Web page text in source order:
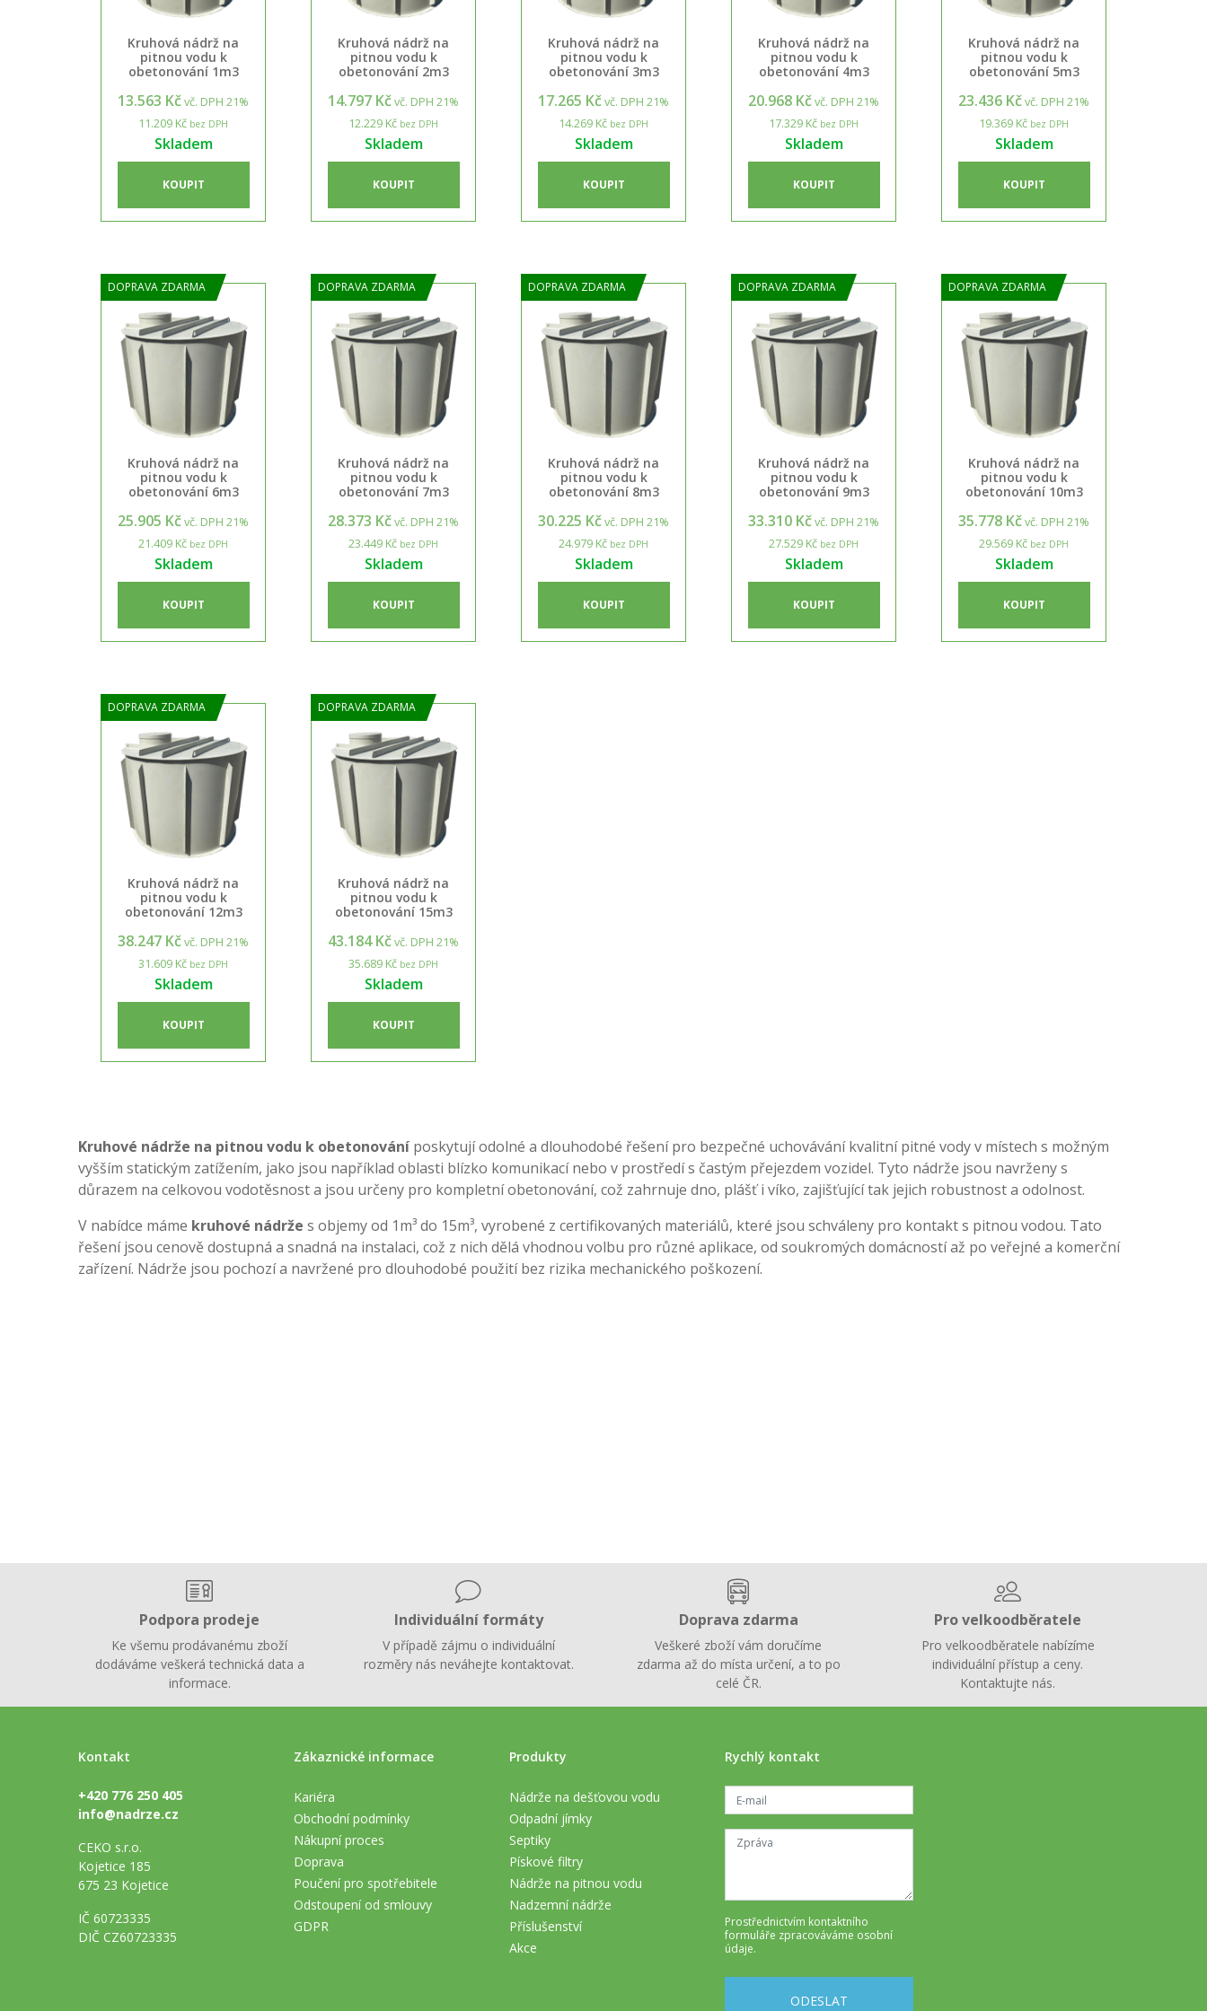
Kruhová nádrž na
pitnou vodu k
obetonování 1m3
13.563 Kčvč. DPH 21%
11.209 Kč bez DPH
Skladem
KOUPIT
Kruhová nádrž na
pitnou vodu k
obetonování 2m3
14.797 Kčvč. DPH 21%
12.229 Kč bez DPH
Skladem
KOUPIT
Kruhová nádrž na
pitnou vodu k
obetonování 3m3
17.265 Kčvč. DPH 21%
14.269 Kč bez DPH
Skladem
KOUPIT
Kruhová nádrž na
pitnou vodu k
obetonování 4m3
20.968 Kčvč. DPH 21%
17.329 Kč bez DPH
Skladem
KOUPIT
Kruhová nádrž na
pitnou vodu k
obetonování 5m3
23.436 Kčvč. DPH 21%
19.369 Kč bez DPH
Skladem
KOUPIT
DOPRAVA ZDARMA
Kruhová nádrž na
pitnou vodu k
obetonování 6m3
25.905 Kčvč. DPH 21%
21.409 Kč bez DPH
Skladem
KOUPIT
DOPRAVA ZDARMA
Kruhová nádrž na
pitnou vodu k
obetonování 7m3
28.373 Kčvč. DPH 21%
23.449 Kč bez DPH
Skladem
KOUPIT
DOPRAVA ZDARMA
Kruhová nádrž na
pitnou vodu k
obetonování 8m3
30.225 Kčvč. DPH 21%
24.979 Kč bez DPH
Skladem
KOUPIT
DOPRAVA ZDARMA
Kruhová nádrž na
pitnou vodu k
obetonování 9m3
33.310 Kčvč. DPH 21%
27.529 Kč bez DPH
Skladem
KOUPIT
DOPRAVA ZDARMA
Kruhová nádrž na
pitnou vodu k
obetonování 10m3
35.778 Kčvč. DPH 21%
29.569 Kč bez DPH
Skladem
KOUPIT
DOPRAVA ZDARMA
Kruhová nádrž na
pitnou vodu k
obetonování 12m3
38.247 Kčvč. DPH 21%
31.609 Kč bez DPH
Skladem
KOUPIT
DOPRAVA ZDARMA
Kruhová nádrž na
pitnou vodu k
obetonování 15m3
43.184 Kčvč. DPH 21%
35.689 Kč bez DPH
Skladem
KOUPIT
Kruhové nádrže na pitnou vodu k obetonování poskytují odolné a dlouhodobé řešení pro bezpečné uchovávání kvalitní pitné vody v místech s možným
vyšším statickým zatížením, jako jsou například oblasti blízko komunikací nebo v prostředí s častým přejezdem vozidel. Tyto nádrže jsou navrženy s
důrazem na celkovou vodotěsnost a jsou určeny pro kompletní obetonování, což zahrnuje dno, plášť i víko, zajišťující tak jejich robustnost a odolnost.
V nabídce máme kruhové nádrže s objemy od 1m³ do 15m³, vyrobené z certifikovaných materiálů, které jsou schváleny pro kontakt s pitnou vodou. Tato
řešení jsou cenově dostupná a snadná na instalaci, což z nich dělá vhodnou volbu pro různé aplikace, od soukromých domácností až po veřejné a komerční
zařízení. Nádrže jsou pochozí a navržené pro dlouhodobé použití bez rizika mechanického poškození.
Podpora prodeje
Ke všemu prodávanému zboží
dodáváme veškerá technická data a
informace.
Individuální formáty
V případě zájmu o individuální
rozměry nás neváhejte kontaktovat.
Doprava zdarma
Veškeré zboží vám doručíme
zdarma až do místa určení, a to po
celé ČR.
Pro velkoodběratele
Pro velkoodběratele nabízíme
individuální přístup a ceny.
Kontaktujte nás.
Kontakt
+420 776 250 405
info@nadrze.cz
CEKO s.r.o.
Kojetice 185
675 23 Kojetice
IČ 60723335
DIČ CZ60723335
Zákaznické informace
Kariéra
Obchodní podmínky
Nákupní proces
Doprava
Poučení pro spotřebitele
Odstoupení od smlouvy
GDPR
Produkty
Nádrže na dešťovou vodu
Odpadní jímky
Septiky
Pískové filtry
Nádrže na pitnou vodu
Nadzemní nádrže
Příslušenství
Akce
Rychlý kontakt
Prostřednictvím kontaktního
formuláře zpracováváme osobní
údaje.
ODESLAT